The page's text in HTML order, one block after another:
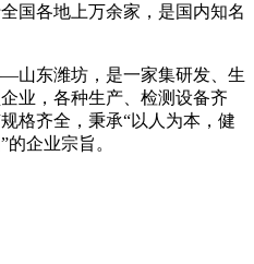
国各地上万余家，是国内知名
东潍坊，是一家集研发、生
业，各种生产、检测设备齐
格齐全，秉承“以人为本，健
企业宗旨。